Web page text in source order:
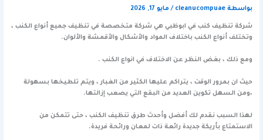
بواسطة cleanucompuae
/ مايو 17, 2026
شركة تنظيف كنب في ابوظبي هي شركة متخصصة في تنظيف جميع أنواع الكنب ،
وتختلف أنواع الكنب باختلاف المواد والأشكال والأقمشة والألوان.
ومع ذلك ، بغض النظر عن الاختلاف في انواع الكنب .
حيث ان بمرور الوقت ، يتراكم عليها الكثير من الغبار ، ويتم تلطيخها بسهولة
،ومن السهل تكوين العديد من البقع التي يصعب إزالتها.
لهذا السبب نقدم لك أفضل وأحدث طرق تنظيف الكنب ، حتى تتمكن من
الاستمتاع بأريكة جديدة رائعة ذات لمعان ورائحة فريدة.